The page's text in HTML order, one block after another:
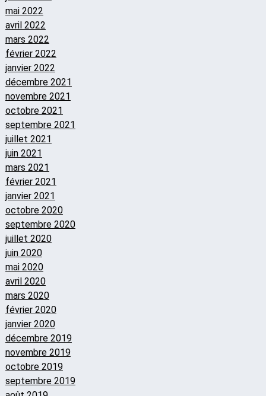
mai 2022
avril 2022
mars 2022
février 2022
janvier 2022
décembre 2021
novembre 2021
octobre 2021
septembre 2021
juillet 2021
juin 2021
mars 2021
février 2021
janvier 2021
octobre 2020
septembre 2020
juillet 2020
juin 2020
mai 2020
avril 2020
mars 2020
février 2020
janvier 2020
décembre 2019
novembre 2019
octobre 2019
septembre 2019